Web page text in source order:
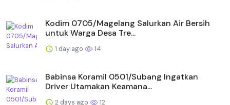
Kodim 0705/Magelang Salurkan Air Bersih
untuk Warga Desa Tre...
1 day ago 14
Babinsa Koramil 0501/Subang Ingatkan
Driver Utamakan Keamana...
2 days ago 12